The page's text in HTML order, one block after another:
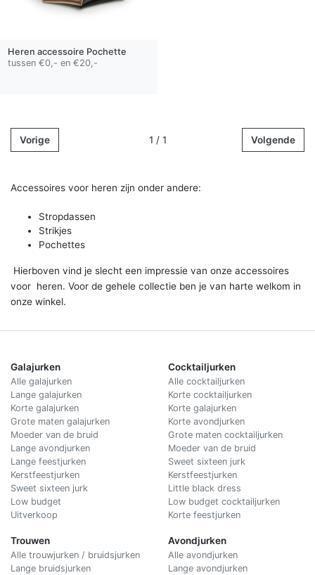
Heren accessoire Pochette
tussen €0,- en €20,-
Vorige 1 / 1 Volgende
Accessoires voor heren zijn onder andere:
Stropdassen
Strikjes
Pochettes
Hierboven vind je slecht een impressie van onze accessoires
voor heren. Voor de gehele collectie ben je van harte welkom in
onze winkel.
Galajurken
Alle galajurken
Lange galajurken
Korte galajurken
Grote maten galajurken
Moeder van de bruid
Lange avondjurken
Lange feestjurken
Kerstfeestjurken
Sweet sixteen jurk
Low budget
Uitverkoop
Trouwen
Alle trouwjurken / bruidsjurken
Lange bruidsjurken
Cocktailjurken
Alle cocktailjurken
Korte cocktailjurken
Korte galajurken
Korte avondjurken
Grote maten cocktailjurken
Moeder van de bruid
Sweet sixteen jurk
Kerstfeestjurken
Little black dress
Low budget cocktailjurken
Korte feestjurken
Avondjurken
Alle avondjurken
Lange avondjurken